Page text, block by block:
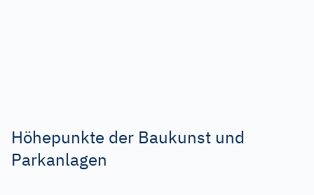
Höhepunkte der Baukunst und
Parkanlagen